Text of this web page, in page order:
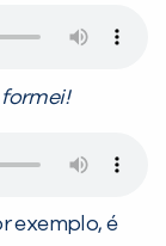
exemplo, é